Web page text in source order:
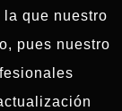
la que nuestro
pues nuestro